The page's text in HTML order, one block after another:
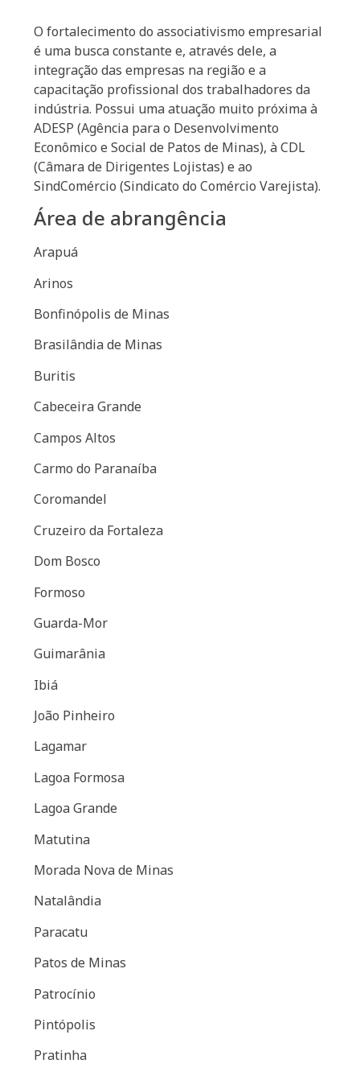
O fortalecimento do associativismo empresarial
é uma busca constante e, através dele, a
integração das empresas na região e a
capacitação profissional dos trabalhadores da
indústria. Possui uma atuação muito próxima à
ADESP (Agência para o Desenvolvimento
Econômico e Social de Patos de Minas), à CDL
(Câmara de Dirigentes Lojistas) e ao
SindComércio (Sindicato do Comércio Varejista).
Área de abrangência
Arapuá
Arinos
Bonfinópolis de Minas
Brasilândia de Minas
Buritis
Cabeceira Grande
Campos Altos
Carmo do Paranaíba
Coromandel
Cruzeiro da Fortaleza
Dom Bosco
Formoso
Guarda-Mor
Guimarânia
Ibiá
João Pinheiro
Lagamar
Lagoa Formosa
Lagoa Grande
Matutina
Morada Nova de Minas
Natalândia
Paracatu
Patos de Minas
Patrocínio
Pintópolis
Pratinha